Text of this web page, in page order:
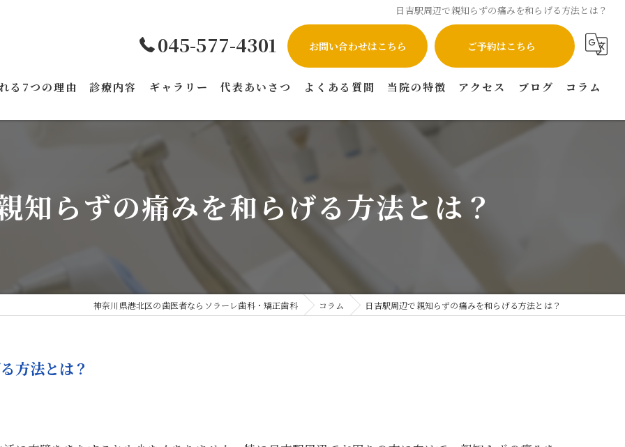
日吉駅周辺で親知らずの痛みを和らげる方法とは？
045-577-4301 お問い合わせはこちら ご予約はこちら
る7つの理由 診療内容 ギャラリー 代表あいさつ よくある質問 当院の特徴
虫歯
セラミック
マウスピース矯正
アクセス ブログ コラム
知らずの痛みを和らげる方法とは？
神奈川県港北区の歯医者ならソラーレ歯科・矯正歯科 コラム 日吉駅周辺で親知らずの痛みを和らげる方法とは？
方法とは？